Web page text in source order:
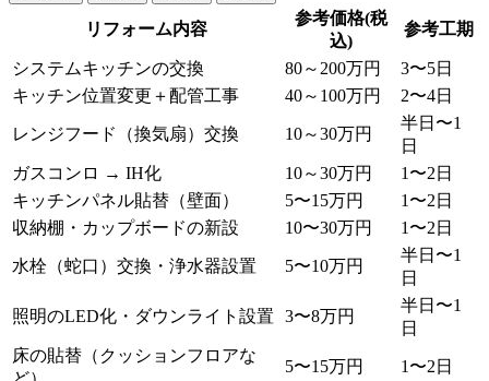
リフォーム内容
参考価格(税
込)
参考工期
システムキッチンの交換 80～200万円
3〜5日
キッチン位置変更＋配管工事
40～100万円 2〜4日
レンジフード（換気扇）交換 10～30万円
半日〜1
日
ガスコンロ → IH化
10～30万円
1〜2日
キッチンパネル貼替（壁面）
5〜15万円
1〜2日
収納棚・カップボードの新設
10〜30万円 1〜2日
水栓（蛇口）交換・浄水器設置 5〜10万円
半日〜1
日
照明のLED化・ダウンライト設置 3〜8万円
半日〜1
日
床の貼替（クッションフロアな
5〜15万円 1〜2日